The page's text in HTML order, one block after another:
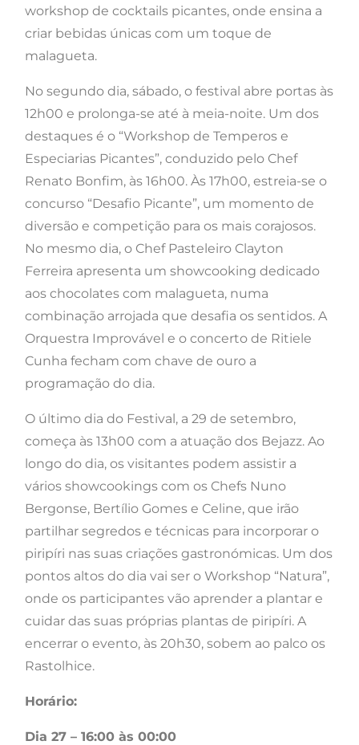
workshop de cocktails picantes, onde ensina a
criar bebidas únicas com um toque de
malagueta.
No segundo dia, sábado, o festival abre portas às
12h00 e prolonga-se até à meia-noite. Um dos
destaques é o “Workshop de Temperos e
Especiarias Picantes”, conduzido pelo Chef
Renato Bonfim, às 16h00. Às 17h00, estreia-se o
concurso “Desafio Picante”, um momento de
diversão e competição para os mais corajosos.
No mesmo dia, o Chef Pasteleiro Clayton
Ferreira apresenta um showcooking dedicado
aos chocolates com malagueta, numa
combinação arrojada que desafia os sentidos. A
Orquestra Improvável e o concerto de Ritiele
Cunha fecham com chave de ouro a
programação do dia.
O último dia do Festival, a 29 de setembro,
começa às 13h00 com a atuação dos Bejazz. Ao
longo do dia, os visitantes podem assistir a
vários showcookings com os Chefs Nuno
Bergonse, Bertílio Gomes e Celine, que irão
partilhar segredos e técnicas para incorporar o
piripíri nas suas criações gastronómicas. Um dos
pontos altos do dia vai ser o Workshop “Natura”,
onde os participantes vão aprender a plantar e
cuidar das suas próprias plantas de piripíri. A
encerrar o evento, às 20h30, sobem ao palco os
Rastolhice.
Horário:
Dia 27 – 16:00 às 00:00